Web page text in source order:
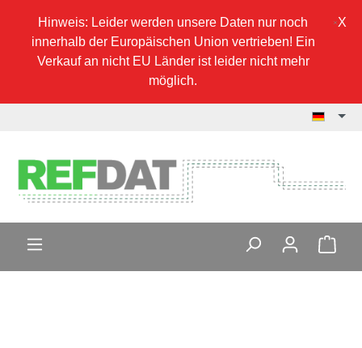
Hinweis: Leider werden unsere Daten nur noch
innerhalb der Europäischen Union vertrieben! Ein
Verkauf an nicht EU Länder ist leider nicht mehr
möglich.